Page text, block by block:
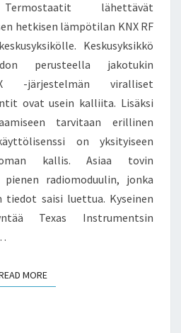
lähettävät
hetkisen lämpötilan KNX RF
Keskusyksikkö
perusteella jakotukin
-järjestelmän viralliset
ovat usein kalliita. Lisäksi
tarvitaan erillinen
on yksityiseen
kallis. Asiaa tovin
radiomoduulin, jonka
saisi luettua. Kyseinen
Texas Instrumentsin
MOREREAD MORE